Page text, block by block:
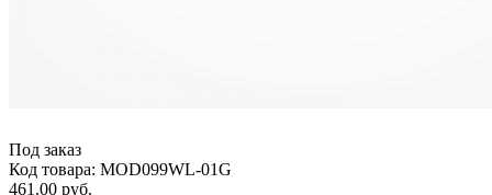
Под заказ
Код товара: MOD099WL-01G
461.00 руб.